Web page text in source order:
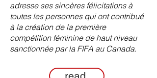
adresse ses sincères félicitations à
toutes les personnes qui ont contribué
à la création de la première
compétition féminine de haut niveau
sanctionnée par la FIFA au Canada.